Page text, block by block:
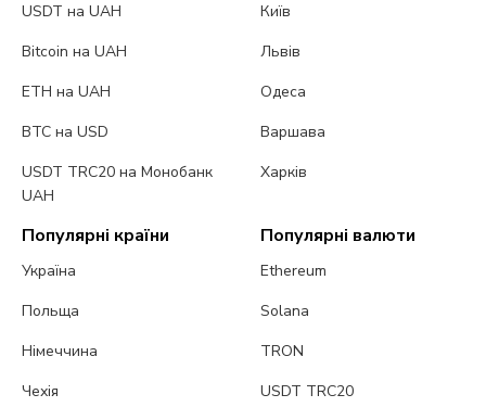
USDT на UAH
Bitcoin на UAH
ETH на UAH
BTC на USD
USDT TRC20 на Монобанк
UAH
Київ
Львів
Одеса
Варшава
Харків
Популярні країни
Україна
Польща
Німеччина
Чехія
Популярні валюти
Ethereum
Solana
TRON
USDT TRC20